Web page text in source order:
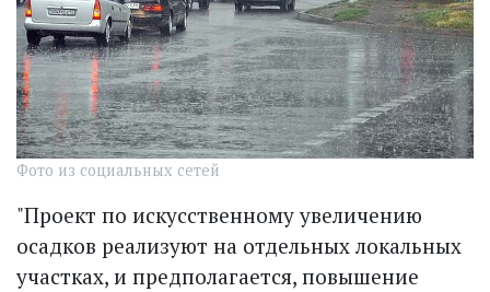
Фото из социальных сетей
"Проект по искусственному увеличению
осадков реализуют на отдельных локальных
участках, и предполагается, повышение